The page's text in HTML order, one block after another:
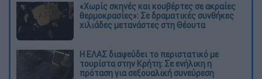
«Χωρίς σκηνές και κουβέρτες σε ακραίες
θερμοκρασίες»: Σε δραματικές συνθήκες
χιλιάδες μετανάστες στη Θέουτα
Η ΕΛΑΣ διαψεύδει το περιστατικό με
τουρίστα στην Κρήτη: Σε ενήλικη η
πρόταση για σεξουαλική συνεύρεση